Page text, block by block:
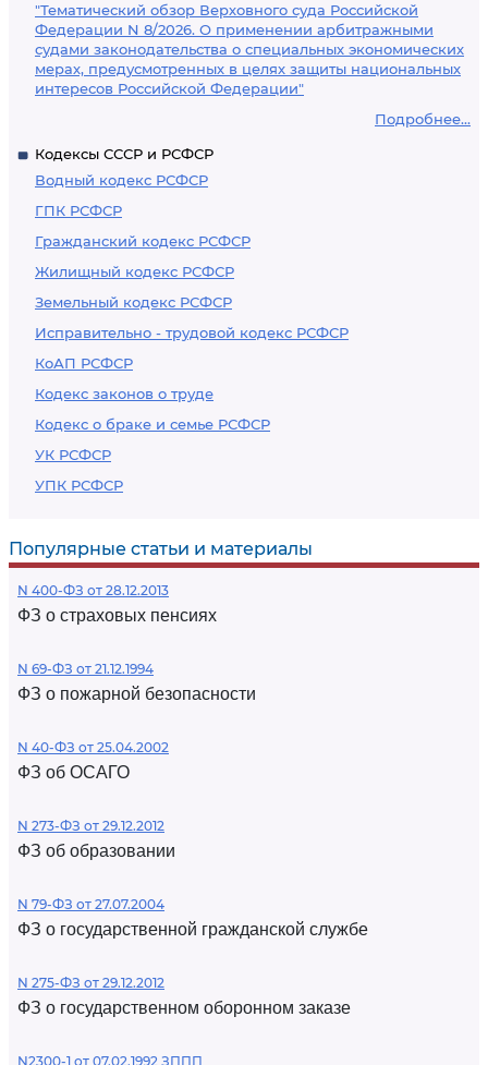
"Тематический обзор Верховного суда Российской
Федерации N 8/2026. О применении арбитражными
судами законодательства о специальных экономических
мерах, предусмотренных в целях защиты национальных
интересов Российской Федерации"
Подробнее...
Кодексы СССР и РСФСР
Водный кодекс РСФСР
ГПК РСФСР
Гражданский кодекс РСФСР
Жилищный кодекс РСФСР
Земельный кодекс РСФСР
Исправительно - трудовой кодекс РСФСР
КоАП РСФСР
Кодекс законов о труде
Кодекс о браке и семье РСФСР
УК РСФСР
УПК РСФСР
Популярные статьи и материалы
N 400-ФЗ от 28.12.2013
ФЗ о страховых пенсиях
N 69-ФЗ от 21.12.1994
ФЗ о пожарной безопасности
N 40-ФЗ от 25.04.2002
ФЗ об ОСАГО
N 273-ФЗ от 29.12.2012
ФЗ об образовании
N 79-ФЗ от 27.07.2004
ФЗ о государственной гражданской службе
N 275-ФЗ от 29.12.2012
ФЗ о государственном оборонном заказе
N2300-1 от 07.02.1992 ЗППП